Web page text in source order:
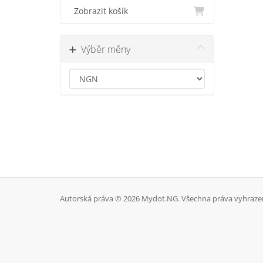
Zobrazit košík
Výběr měny
Autorská práva © 2026 Mydot.NG. Všechna práva